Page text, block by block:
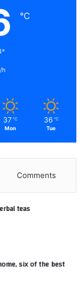
℃
h
37 ℃
Mon
36 ℃
Tue
Comments
teas
six of the best